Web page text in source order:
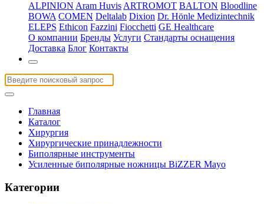
ALPINION Aram Huvis ARTROMOT BALTON Bloodline
BOWA COMEN Deltalab Dixion Dr. Hönle Medizintechnik
ELEPS Ethicon Fazzini Fiocchetti GE Healthcare
О компании Бренды Услуги Стандарты оснащения
Доставка Блог Контакты
Главная
Каталог
Хирургия
Хирургические принадлежности
Биполярные инструменты
Усиленные биполярные ножницы BiZZER Mayo
Категории